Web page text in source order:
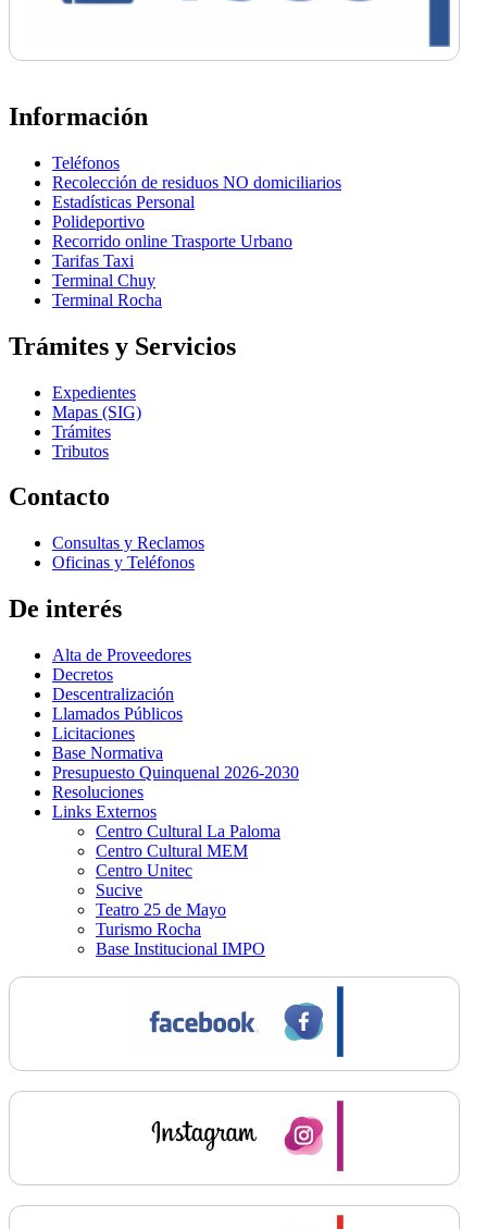
Información
Teléfonos
Recolección de residuos NO domiciliarios
Estadísticas Personal
Polideportivo
Recorrido online Trasporte Urbano
Tarifas Taxi
Terminal Chuy
Terminal Rocha
Trámites y Servicios
Expedientes
Mapas (SIG)
Trámites
Tributos
Contacto
Consultas y Reclamos
Oficinas y Teléfonos
De interés
Alta de Proveedores
Decretos
Descentralización
Llamados Públicos
Licitaciones
Base Normativa
Presupuesto Quinquenal 2026-2030
Resoluciones
Links Externos
Centro Cultural La Paloma
Centro Cultural MEM
Centro Unitec
Sucive
Teatro 25 de Mayo
Turismo Rocha
Base Institucional IMPO